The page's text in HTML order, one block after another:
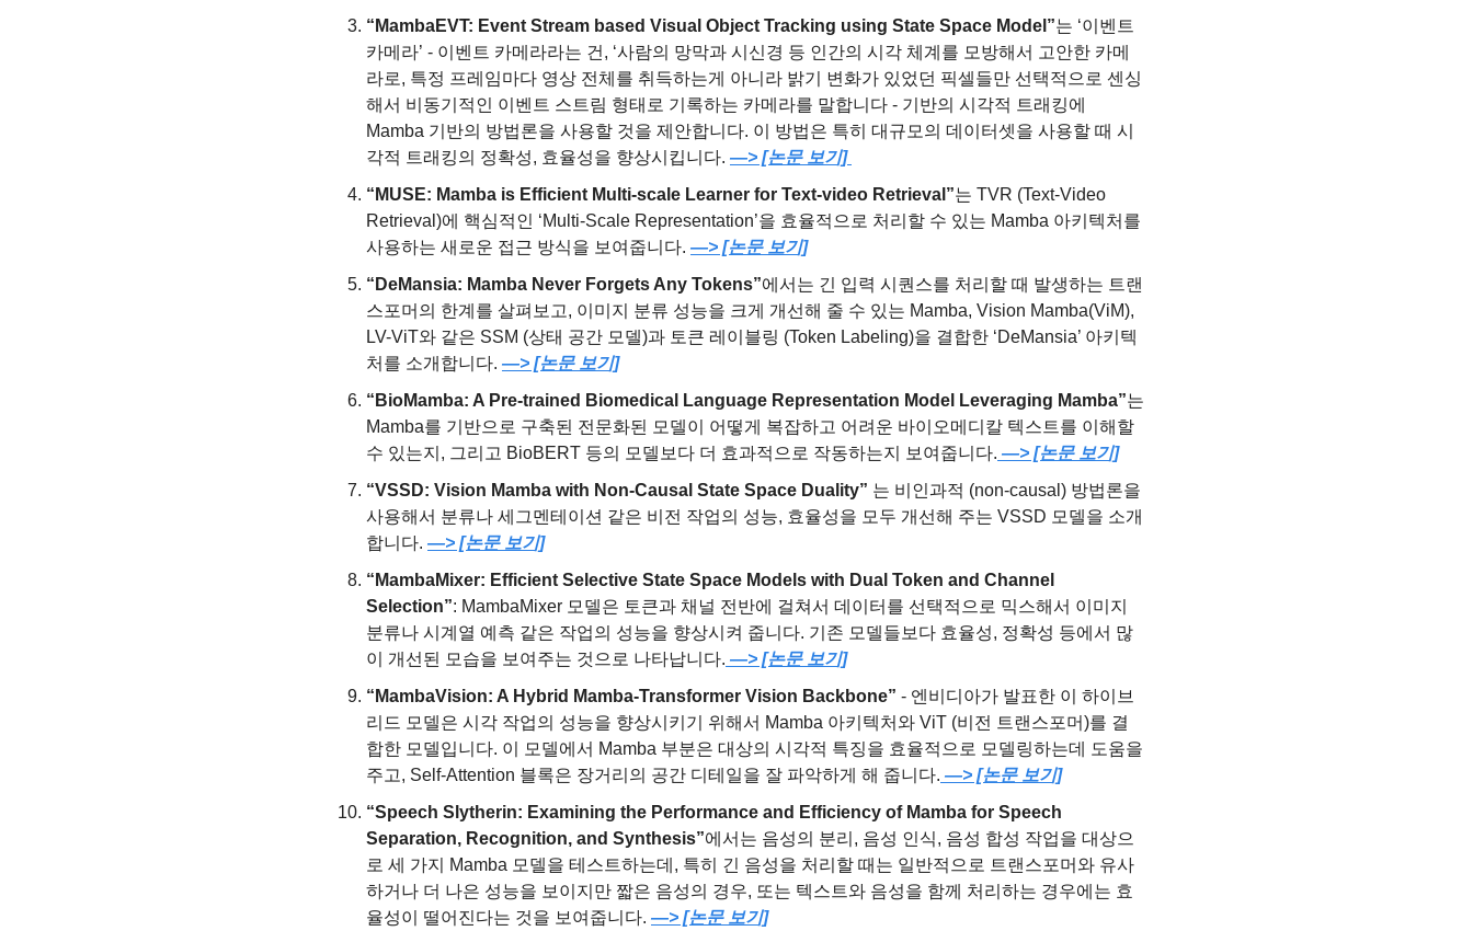
“MambaEVT: Event Stream based Visual Object Tracking using State Space Model”는 ‘이벤트
카메라’ - 이벤트 카메라라는 건, ‘사람의 망막과 시신경 등 인간의 시각 체계를 모방해서 고안한 카메
라로, 특정 프레임마다 영상 전체를 취득하는게 아니라 밝기 변화가 있었던 픽셀들만 선택적으로 센싱
해서 비동기적인 이벤트 스트림 형태로 기록하는 카메라를 말합니다 - 기반의 시각적 트래킹에
Mamba 기반의 방법론을 사용할 것을 제안합니다. 이 방법은 특히 대규모의 데이터셋을 사용할 때 시
각적 트래킹의 정확성, 효율성을 향상시킵니다. —> [논문 보기]
“MUSE: Mamba is Efficient Multi-scale Learner for Text-video Retrieval”는 TVR (Text-Video
Retrieval)에 핵심적인 ‘Multi-Scale Representation’을 효율적으로 처리할 수 있는 Mamba 아키텍처를
사용하는 새로운 접근 방식을 보여줍니다. —> [논문 보기]
“DeMansia: Mamba Never Forgets Any Tokens”에서는 긴 입력 시퀀스를 처리할 때 발생하는 트랜
스포머의 한계를 살펴보고, 이미지 분류 성능을 크게 개선해 줄 수 있는 Mamba, Vision Mamba(ViM),
LV-ViT와 같은 SSM (상태 공간 모델)과 토큰 레이블링 (Token Labeling)을 결합한 ‘DeMansia’ 아키텍
처를 소개합니다. —> [논문 보기]
“BioMamba: A Pre-trained Biomedical Language Representation Model Leveraging Mamba”는
Mamba를 기반으로 구축된 전문화된 모델이 어떻게 복잡하고 어려운 바이오메디칼 텍스트를 이해할
수 있는지, 그리고 BioBERT 등의 모델보다 더 효과적으로 작동하는지 보여줍니다. —> [논문 보기]
“VSSD: Vision Mamba with Non-Causal State Space Duality” 는 비인과적 (non-causal) 방법론을
사용해서 분류나 세그멘테이션 같은 비전 작업의 성능, 효율성을 모두 개선해 주는 VSSD 모델을 소개
합니다. —> [논문 보기]
“MambaMixer: Efficient Selective State Space Models with Dual Token and Channel
Selection”: MambaMixer 모델은 토큰과 채널 전반에 걸쳐서 데이터를 선택적으로 믹스해서 이미지
분류나 시계열 예측 같은 작업의 성능을 향상시켜 줍니다. 기존 모델들보다 효율성, 정확성 등에서 많
이 개선된 모습을 보여주는 것으로 나타납니다. —> [논문 보기]
“MambaVision: A Hybrid Mamba-Transformer Vision Backbone” - 엔비디아가 발표한 이 하이브
리드 모델은 시각 작업의 성능을 향상시키기 위해서 Mamba 아키텍처와 ViT (비전 트랜스포머)를 결
합한 모델입니다. 이 모델에서 Mamba 부분은 대상의 시각적 특징을 효율적으로 모델링하는데 도움을
주고, Self-Attention 블록은 장거리의 공간 디테일을 잘 파악하게 해 줍니다. —> [논문 보기]
“Speech Slytherin: Examining the Performance and Efficiency of Mamba for Speech
Separation, Recognition, and Synthesis”에서는 음성의 분리, 음성 인식, 음성 합성 작업을 대상으
로 세 가지 Mamba 모델을 테스트하는데, 특히 긴 음성을 처리할 때는 일반적으로 트랜스포머와 유사
하거나 더 나은 성능을 보이지만 짧은 음성의 경우, 또는 텍스트와 음성을 함께 처리하는 경우에는 효
율성이 떨어진다는 것을 보여줍니다. —> [논문 보기]